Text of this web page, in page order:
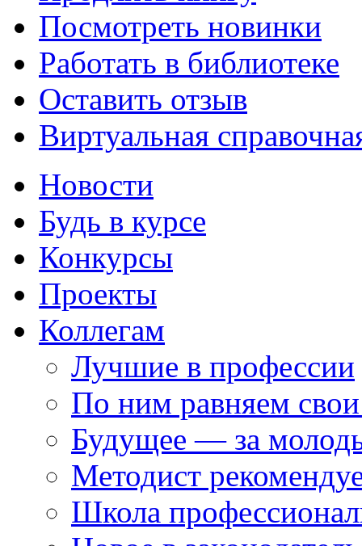
Посмотреть новинки
Работать в библиотеке
Оставить отзыв
Виртуальная
Новости
Будь в курсе
Конкурсы
Проекты
Коллегам
Лучшие в профессии
По ним равняем
Будущее — за
Методист
Школа